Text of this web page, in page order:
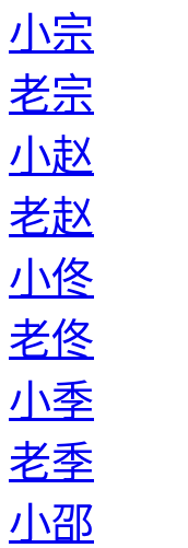
小宗
老宗
小赵
老赵
小佟
老佟
小季
老季
小邵